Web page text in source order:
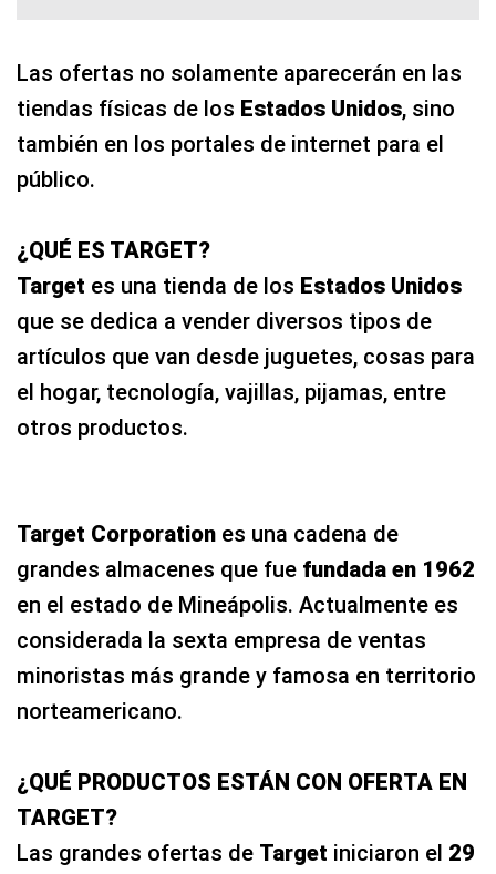
Las ofertas no solamente aparecerán en las
tiendas físicas de los Estados Unidos, sino
también en los portales de internet para el
público.
¿QUÉ ES TARGET?
Target es una tienda de los Estados Unidos
que se dedica a vender diversos tipos de
artículos que van desde juguetes, cosas para
el hogar, tecnología, vajillas, pijamas, entre
otros productos.
Target Corporation es una cadena de
grandes almacenes que fue fundada en 1962
en el estado de Mineápolis. Actualmente es
considerada la sexta empresa de ventas
minoristas más grande y famosa en territorio
norteamericano.
¿QUÉ PRODUCTOS ESTÁN CON OFERTA EN
TARGET?
Las grandes ofertas de Target iniciaron el 29